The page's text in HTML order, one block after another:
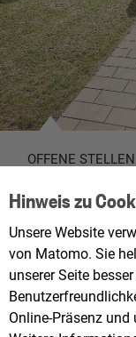
OFFENE
Gestalten
Sie suchen
Sie mit Ihren
Hinweis zu
Unsere Website
von Matomo. Sie
unserer Seite
Online-Präsenz und